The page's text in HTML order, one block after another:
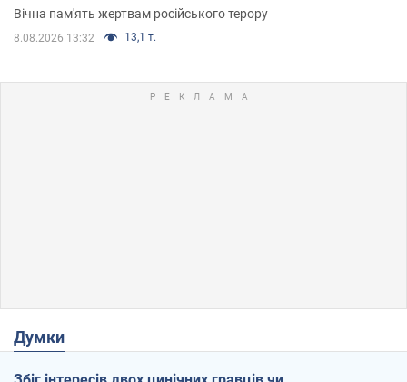
Вічна пам'ять жертвам російського терору
8.08.2026 13:32 13,1 т.
Думки